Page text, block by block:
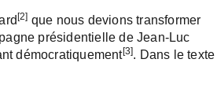
[2] que nous devions transformer
présidentielle de Jean-Luc
démocratiquement[3]. Dans le texte